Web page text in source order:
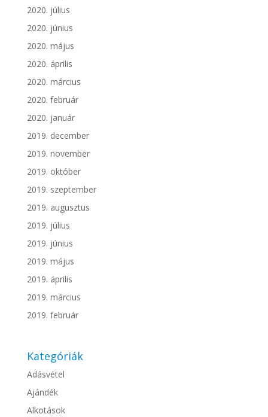
2020. július
2020. június
2020. május
2020. április
2020. március
2020. február
2020. január
2019. december
2019. november
2019. október
2019. szeptember
2019. augusztus
2019. július
2019. június
2019. május
2019. április
2019. március
2019. február
Kategóriák
Adásvétel
Ajándék
Alkotások